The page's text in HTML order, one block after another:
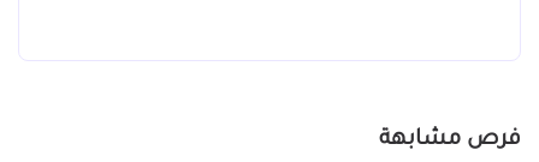
فرص مشابهة